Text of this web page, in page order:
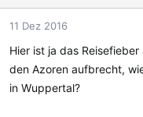
n
e
11 Dez 2016
Hier ist ja das
den Azoren aufbrecht,
in Wuppertal?